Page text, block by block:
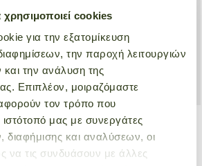
cookies
για την εξατομίκευση
την παροχή λειτουργιών
την ανάλυση της
Επιπλέον, μοιραζόμαστε
τον τρόπο που
ιστότοπό μας με συνεργάτες
διαφήμισης και αναλύσεων, οι
να τις συνδυάσουν με άλλες
One
Pouch XS Le Pliage Xtra
Grey